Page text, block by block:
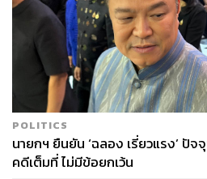
POLITICS
นายกฯ ยืนยัน ‘ฉลอง เรี่ยวแรง’ ปัจ
คดีเต็มที่ ไม่มีข้อยกเว้น